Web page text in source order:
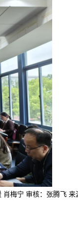
肖梅宁 审核：张腾飞